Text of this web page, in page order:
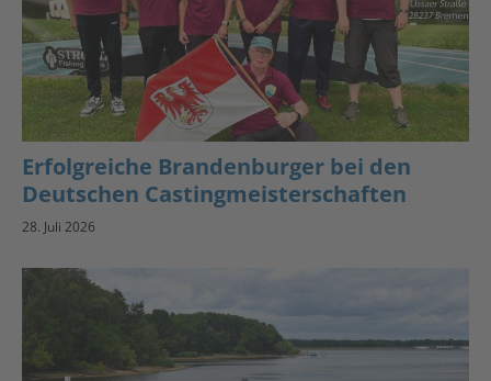
Erfolgreiche Brandenburger bei den
Deutschen Castingmeisterschaften
28. Juli 2026